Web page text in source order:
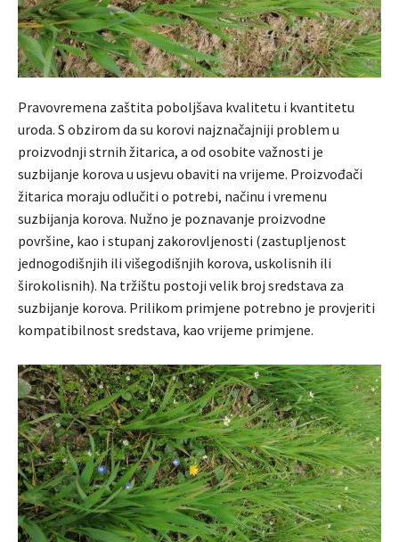
Pravovremena zaštita poboljšava kvalitetu i kvantitetu
uroda. S obzirom da su korovi najznačajniji problem u
proizvodnji strnih žitarica, a od osobite važnosti je
suzbijanje korova u usjevu obaviti na vrijeme. Proizvođači
žitarica moraju odlučiti o potrebi, načinu i vremenu
suzbijanja korova. Nužno je poznavanje proizvodne
površine, kao i stupanj zakorovljenosti (zastupljenost
jednogodišnjih ili višegodišnjih korova, uskolisnih ili
širokolisnih). Na tržištu postoji velik broj sredstava za
suzbijanje korova. Prilikom primjene potrebno je provjeriti
kompatibilnost sredstava, kao vrijeme primjene.